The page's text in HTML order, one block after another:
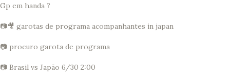
Gp em handa ?
📷🎥 garotas de programa acompanhantes in japan
📷 procuro garota de programa
📷 Brasil vs Japão 6/30 2:00